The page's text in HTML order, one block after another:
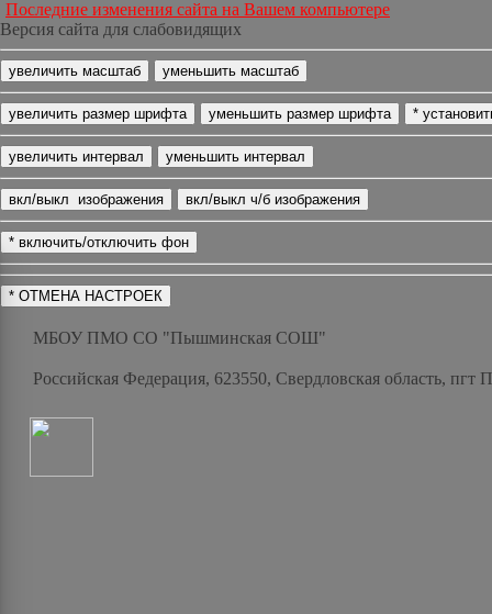
Последние изменения сайта на Вашем компьютере
Версия сайта для слабовидящих
МБОУ ПМО СО "Пышминская СОШ"
Российская Федерация, 623550, Свердловская область,